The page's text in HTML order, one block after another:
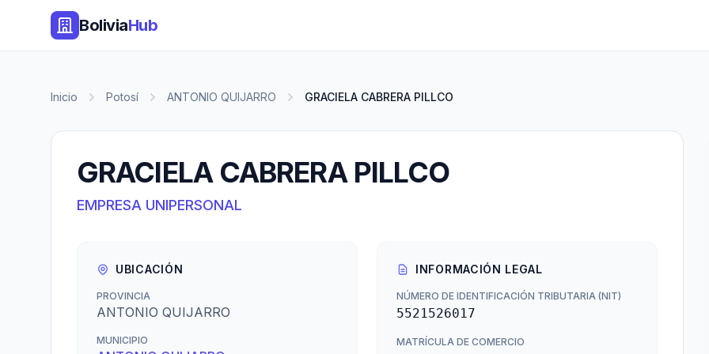
BoliviaHub
Inicio Potosí ANTONIO QUIJARRO GRACIELA CABRERA PILLCO
GRACIELA CABRERA PILLCO
EMPRESA UNIPERSONAL
UBICACIÓN
PROVINCIA
ANTONIO QUIJARRO
MUNICIPIO
INFORMACIÓN LEGAL
NÚMERO DE IDENTIFICACIÓN TRIBUTARIA (NIT)
5521526017
MATRÍCULA DE COMERCIO